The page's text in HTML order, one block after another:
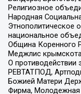
Религиозное
Народная
Этнополитическое
национальное
Община Коренного
Меджлис
О противодействии
РЕВТАТПОД,
Божией Матери
Фирма, Молодежная